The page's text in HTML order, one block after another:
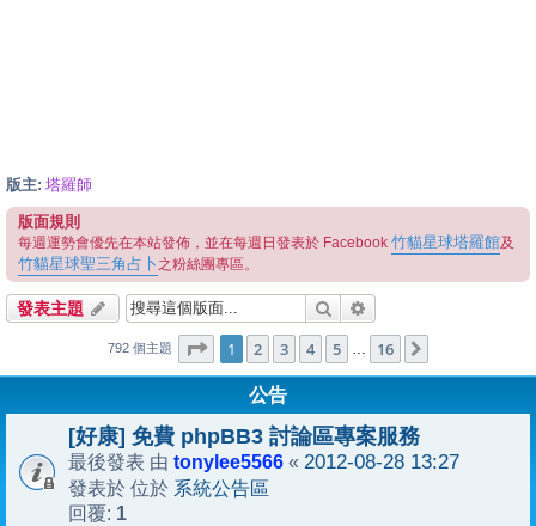
版主: 塔羅師
版面規則
每週運勢會優先在本站發佈，並在每週日發表於 Facebook 竹貓星球塔羅館及
竹貓星球聖三角占卜 之粉絲團專區。
發表主題 搜尋
792 個主題 第1 頁 (共 16頁)
1 2 3 4 5 … 16
公告
[好康] 免費 phpBB3 討論區專案服務
最後發表 由 tonylee5566 « 2012-08-28 13:27
發表於 位於 系統公告區
回覆: 1